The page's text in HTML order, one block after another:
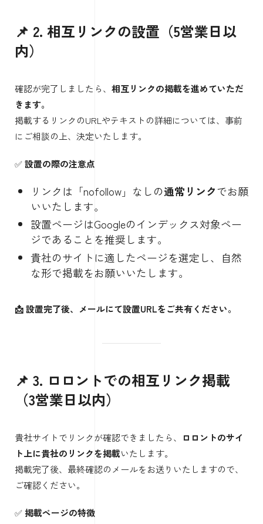
📌 2. 相互リンクの設置（5営業日以
内）
確認が完了しましたら、 相互リンクの掲載を進めていただ
きます。
掲載するリンクのURLやテキストの詳細については、事前
にご相談の上、決定いたします。
✅設置の際の注意点
リンクは「nofollow」なしの通常リンクでお願
いいたします。
設置ページはGoogleのインデックス対象ペー
ジであることを推奨します。
貴社のサイトに適したページを選定し、自然
な形で掲載をお願いいたします。
📩 設置完了後、メールにて設置URLをご共有ください。
📌 3. ロロントでの相互リンク掲載
（3営業日以内）
貴社サイトでリンクが確認できましたら、
ロロントのサイ
ト上に貴社のリンクを掲載いたします。
掲載完了後、最終確認のメールをお送りいたしますので、
ご確認ください。
✅掲載ページの特徴